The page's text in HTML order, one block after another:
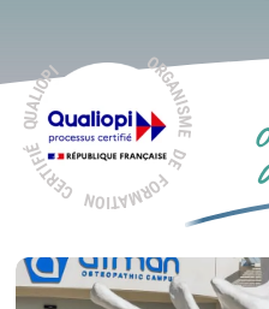
DE FORMATION CERTIFIÉ QUALIOPI